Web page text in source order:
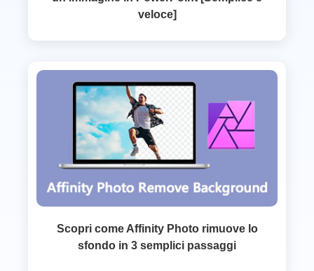
veloce]
Scopri come Affinity Photo rimuove lo
sfondo in 3 semplici passaggi